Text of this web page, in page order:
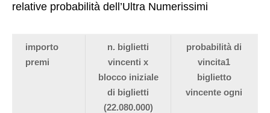
relative probabilità dell’Ultra Numerissimi
importo
premi
n. biglietti
vincenti x
blocco iniziale
di biglietti
(22.080.000)
probabilità di
vincita1
biglietto
vincente ogni